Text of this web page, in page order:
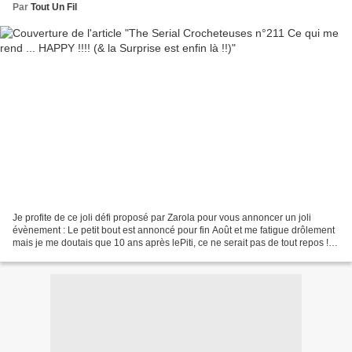
Par Tout Un Fil
Je profite de ce joli défi proposé par Zarola pour vous annoncer un joli
évènement : Le petit bout est annoncé pour fin Août et me fatigue drôlement
mais je me doutais que 10 ans après lePiti, ce ne serait pas de tout repos !!